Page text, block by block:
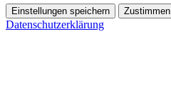
Einstellungen speichern Zustimmen
Datenschutzerklärung